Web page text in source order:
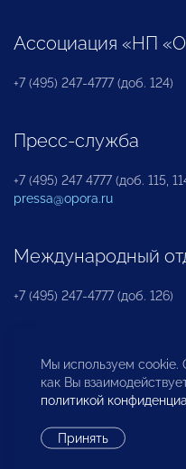
Ассоциация «НП
+7 (495) 247-4777 (доб. 124)
Пресс-служба
+7 (495) 247 4777 (доб. 115,
pressa@opora.ru
Международный
+7 (495) 247-4777 (доб. 126)
Бюро по защите
инвесторов
Мы используем cookie.
как Вы
политикой
Принять